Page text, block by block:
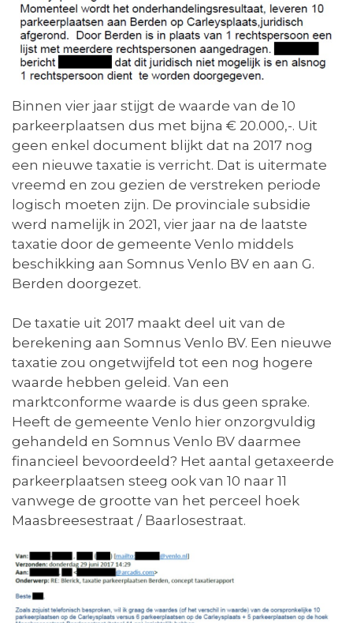
Binnen vier jaar stijgt de waarde van de 10
parkeerplaatsen dus met bijna € 20.000,-. Uit
geen enkel document blijkt dat na 2017 nog
een nieuwe taxatie is verricht. Dat is uitermate
vreemd en zou gezien de verstreken periode
logisch moeten zijn. De provinciale subsidie
werd namelijk in 2021, vier jaar na de laatste
taxatie door de gemeente Venlo middels
beschikking aan Somnus Venlo BV en aan G.
Berden doorgezet.
De taxatie uit 2017 maakt deel uit van de
berekening aan Somnus Venlo BV. Een nieuwe
taxatie zou ongetwijfeld tot een nog hogere
waarde hebben geleid. Van een
marktconforme waarde is dus geen sprake.
Heeft de gemeente Venlo hier onzorgvuldig
gehandeld en Somnus Venlo BV daarmee
financieel bevoordeeld? Het aantal getaxeerde
parkeerplaatsen steeg ook van 10 naar 11
vanwege de grootte van het perceel hoek
Maasbreesestraat / Baarlosestraat.